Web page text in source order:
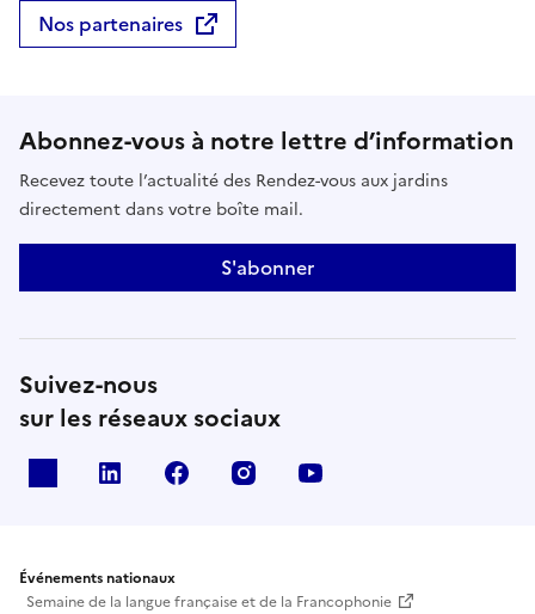
Nos partenaires
Abonnez-vous à notre lettre d’information
Recevez toute l’actualité des Rendez-vous aux jardins
directement dans votre boîte mail.
S'abonner
Suivez-nous
sur les réseaux sociaux
Linkedin Facebook Instagram
Événements nationaux
Semaine de la langue française et de la Francophonie